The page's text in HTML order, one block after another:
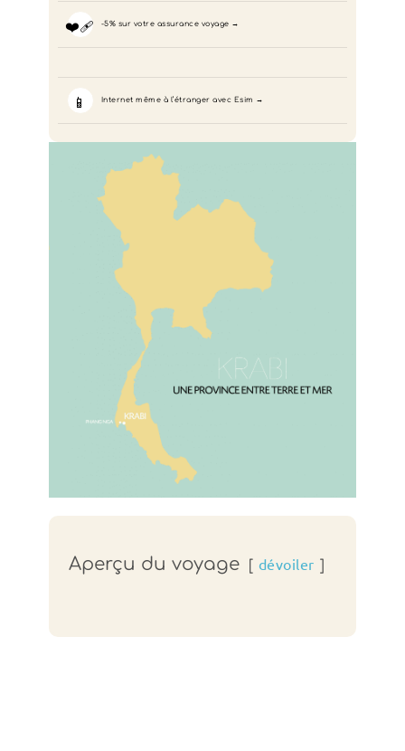
❤️‍🩹 -5% sur votre assurance voyage
📱 Internet même à l’étranger avec Esim
Aperçu du voyage dévoiler